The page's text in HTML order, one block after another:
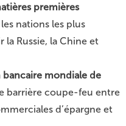
premières
nations les plus
la Russie, la Chine et
bancaire mondiale de
barrière coupe-feu entre
d’épargne et